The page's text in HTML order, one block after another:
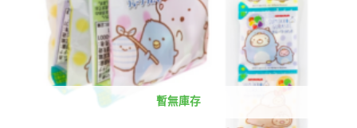
暫無庫存